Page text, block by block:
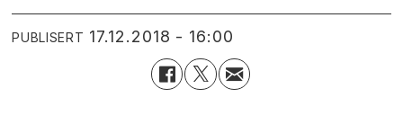
PUBLISERT 17.12.2018 - 16:00